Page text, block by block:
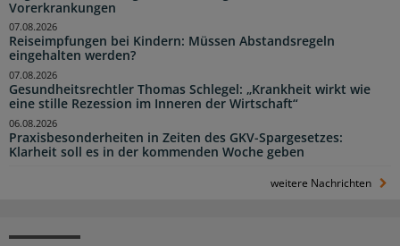
Vorerkrankungen
Reiseimpfungen bei Kindern: Müssen Abstandsregeln
eingehalten werden?
07.08.2026
Gesundheitsrechtler Thomas Schlegel: „Krankheit wirkt wie
eine stille Rezession im Inneren der Wirtschaft“
07.08.2026
Praxisbesonderheiten in Zeiten des GKV-Spargesetzes:
Klarheit soll es in der kommenden Woche geben
06.08.2026
weitere Nachrichten